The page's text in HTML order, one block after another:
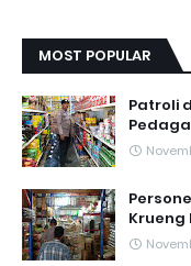
MOST POPULAR
Patroli
Krueng